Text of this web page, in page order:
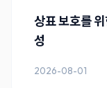
상표 보호를
성
2026-08-01